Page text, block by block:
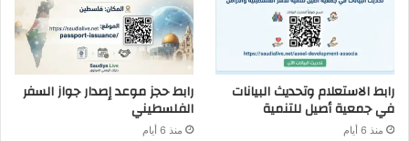
رابط الاستعلام وتحديث البيانات
في جمعية أصيل للتنمية
منذ 6 أيام
رابط حجز موعد إصدار جواز السفر
الفلسطيني
منذ 6 أيام